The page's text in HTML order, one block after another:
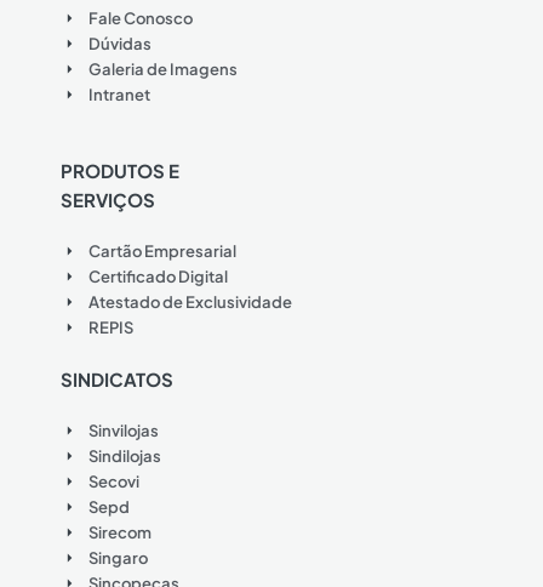
Fale Conosco
Dúvidas
Galeria de Imagens
Intranet
PRODUTOS E
SERVIÇOS
Cartão Empresarial
Certificado Digital
Atestado de Exclusividade
REPIS
SINDICATOS
Sinvilojas
Sindilojas
Secovi
Sepd
Sirecom
Singaro
Sincopeças